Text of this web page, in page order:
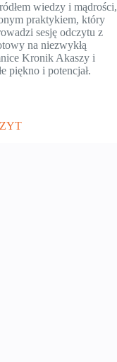
wiedzy i mądrości,
praktykiem, który
sesję odczytu z
na niezwykłą
Kronik Akaszy i
piękno i potencjał.